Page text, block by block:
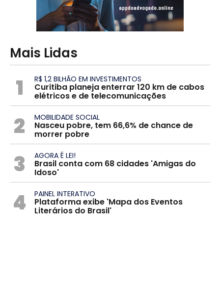
Mais Lidas
1 R$ 1,2 BILHÃO EM INVESTIMENTOS
Curitiba planeja enterrar 120 km de cabos
elétricos e de telecomunicações
2 MOBILIDADE SOCIAL
Nasceu pobre, tem 66,6% de chance de
morrer pobre
3 AGORA É LEI!
Brasil conta com 68 cidades 'Amigas do
Idoso'
4 PAINEL INTERATIVO
Plataforma exibe 'Mapa dos Eventos
Literários do Brasil'